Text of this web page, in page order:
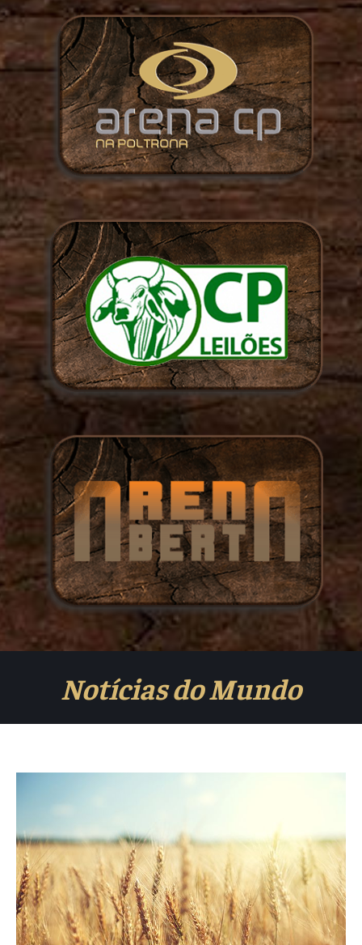
Notícias do Mundo